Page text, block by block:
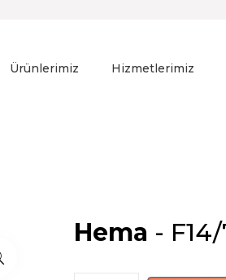
Ürünlerimiz Hizmetlerimiz
Hema -